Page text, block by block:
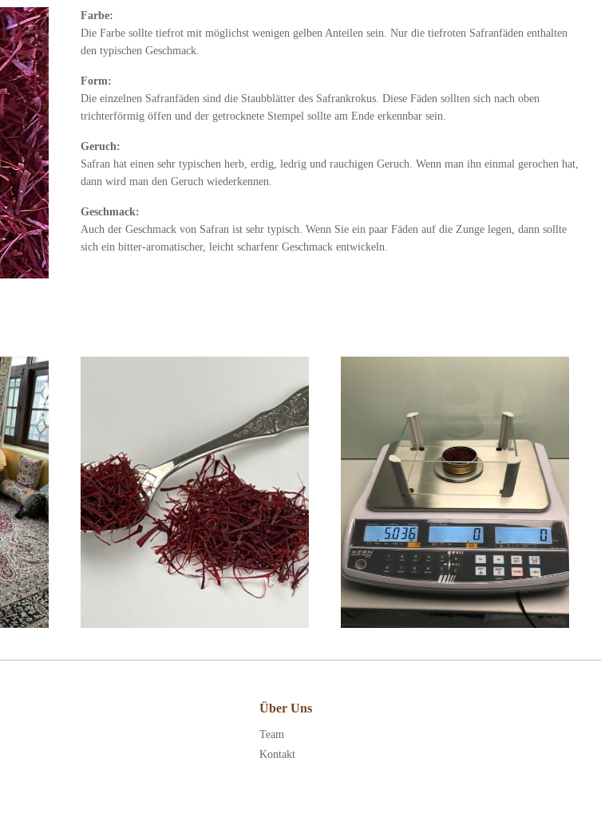
Farbe:
Die Farbe sollte tiefrot mit möglichst wenigen gelben Anteilen sein. Nur die tiefroten Safranfäden enthalten
den typischen Geschmack.
Form:
Die einzelnen Safranfäden sind die Staubblätter des Safrankrokus. Diese Fäden sollten sich nach oben
trichterförmig öffen und der getrocknete Stempel sollte am Ende erkennbar sein.
Geruch:
Safran hat einen sehr typischen herb, erdig, ledrig und rauchigen Geruch. Wenn man ihn einmal gerochen hat,
dann wird man den Geruch wiederkennen.
Geschmack:
Auch der Geschmack von Safran ist sehr typisch. Wenn Sie ein paar Fäden auf die Zunge legen, dann sollte
sich ein bitter-aromatischer, leicht scharfenr Geschmack entwickeln.
Über Uns
Team
Kontakt